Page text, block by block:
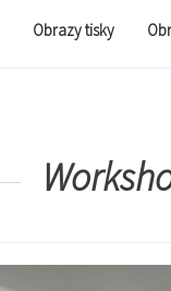
Obrazy tisky